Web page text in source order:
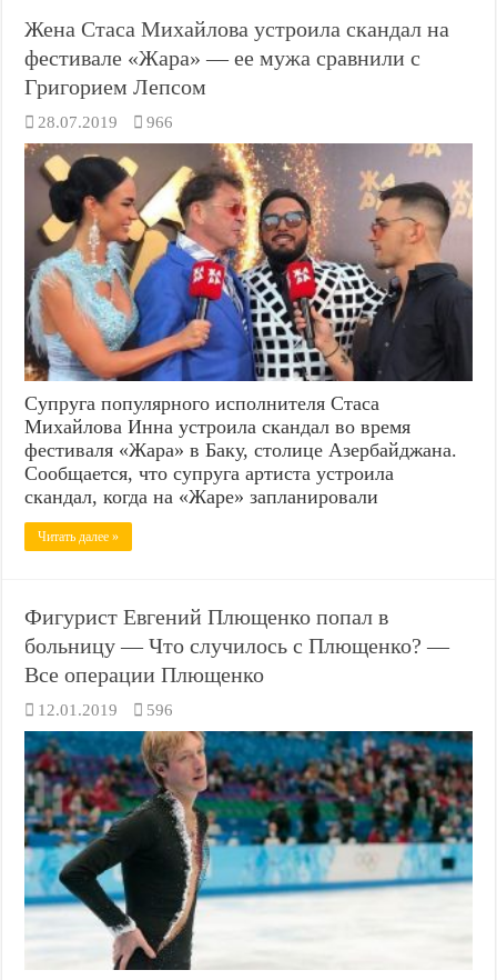
Жена Стаса Михайлова устроила скандал на
фестивале «Жара» — ее мужа сравнили с
Григорием Лепсом
28.07.2019 966
Супруга популярного исполнителя Стаса
Михайлова Инна устроила скандал во время
фестиваля «Жара» в Баку, столице Азербайджана.
Сообщается, что супруга артиста устроила
скандал, когда на «Жаре» запланировали
Читать далее »
Фигурист Евгений Плющенко попал в
больницу — Что случилось с Плющенко? —
Все операции Плющенко
12.01.2019 596